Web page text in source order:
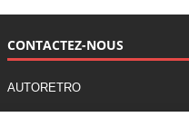
CONTACTEZ-NOUS
AUTORETRO